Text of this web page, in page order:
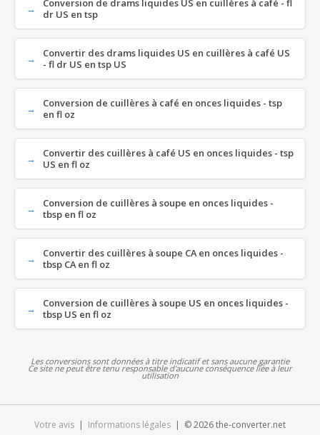
Conversion de drams liquides US en cuillères à café - fl
dr US en tsp
Convertir des drams liquides US en cuillères à café US
- fl dr US en tsp US
Conversion de cuillères à café en onces liquides - tsp
en fl oz
Convertir des cuillères à café US en onces liquides - tsp
US en fl oz
Conversion de cuillères à soupe en onces liquides -
tbsp en fl oz
Convertir des cuillères à soupe CA en onces liquides -
tbsp CA en fl oz
Conversion de cuillères à soupe US en onces liquides -
tbsp US en fl oz
Les conversions sont données à titre indicatif et sans aucune garantie
Ce site ne peut être tenu responsable d'aucune conséquence liée à leur
utilisation
Votre avis | Informations légales | © 2026 the-converter.net